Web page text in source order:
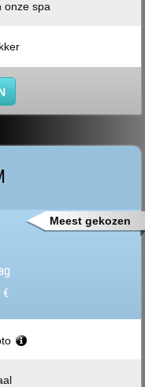
onze spa
Meest gekozen
€